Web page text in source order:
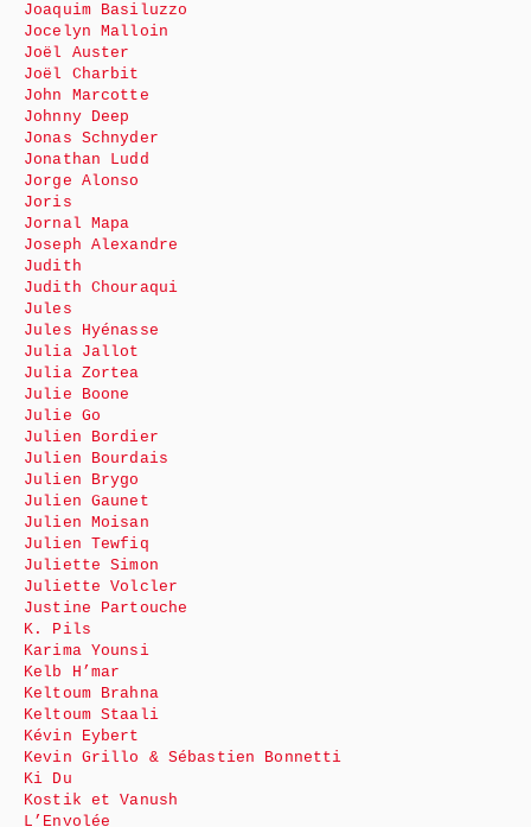
Joaquim Basiluzzo
Jocelyn Malloin
Joël Auster
Joël Charbit
John Marcotte
Johnny Deep
Jonas Schnyder
Jonathan Ludd
Jorge Alonso
Joris
Jornal Mapa
Joseph Alexandre
Judith
Judith Chouraqui
Jules
Jules Hyénasse
Julia Jallot
Julia Zortea
Julie Boone
Julie Go
Julien Bordier
Julien Bourdais
Julien Brygo
Julien Gaunet
Julien Moisan
Julien Tewfiq
Juliette Simon
Juliette Volcler
Justine Partouche
K. Pils
Karima Younsi
Kelb H’mar
Keltoum Brahna
Keltoum Staali
Kévin Eybert
Kevin Grillo & Sébastien Bonnetti
Ki Du
Kostik et Vanush
L’Envolée